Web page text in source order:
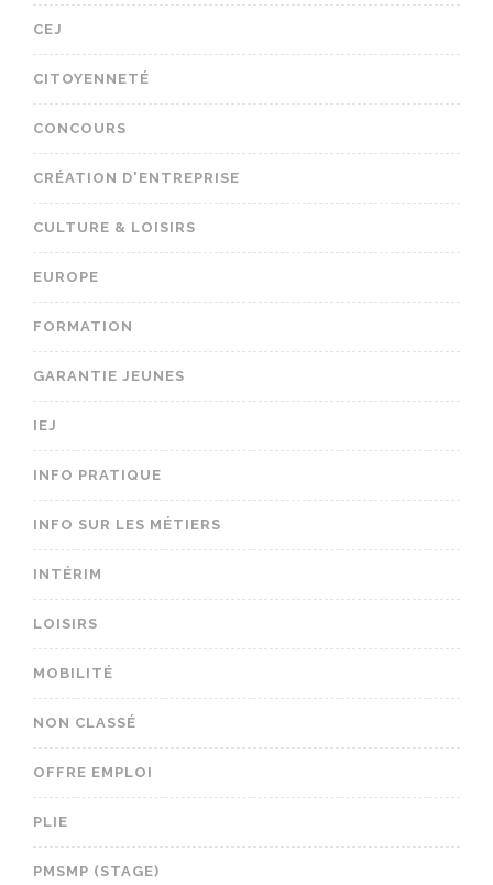
CEJ
CITOYENNETÉ
CONCOURS
CRÉATION D'ENTREPRISE
CULTURE & LOISIRS
EUROPE
FORMATION
GARANTIE JEUNES
IEJ
INFO PRATIQUE
INFO SUR LES MÉTIERS
INTÉRIM
LOISIRS
MOBILITÉ
NON CLASSÉ
OFFRE EMPLOI
PLIE
PMSMP (STAGE)